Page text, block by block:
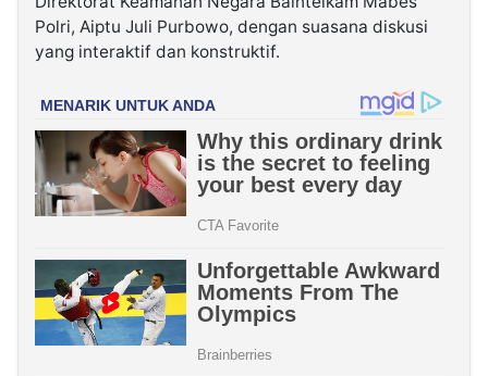
Polri, Aiptu Juli Purbowo, dengan suasana diskusi
yang interaktif dan konstruktif.